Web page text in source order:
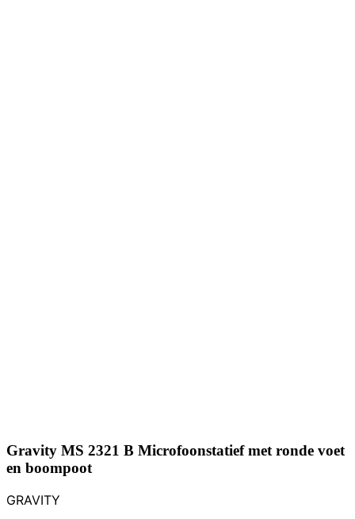
Gravity MS 2321 B Microfoonstatief met ronde voet
en boompoot
GRAVITY